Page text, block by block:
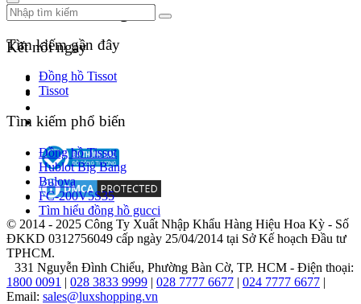
Theo dõi chúng tôi
Kết nối ngay
© 2014 - 2025 Công Ty Xuất Nhập Khẩu Hàng Hiệu Hoa Kỳ - Số
ĐKKD 0312756049 cấp ngày 25/04/2014 tại Sở Kế hoạch Đầu tư
TPHCM.
331 Nguyễn Đình Chiểu, Phường Bàn Cờ, TP. HCM - Điện thoại:
1800 0091 | 028 3833 9999 | 028 7777 6677 | 024 7777 6677 |
Email: sales@luxshopping.vn
Tìm kiếm gần đây
Đồng hồ Tissot
Tissot
Tìm kiếm phổ biến
Đồng hồ Tissot
Hublot Big Bang
Bulova
FC-200V5S35
Tìm hiểu đồng hồ gucci